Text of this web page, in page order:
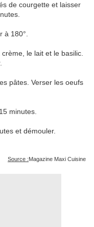
de courgette et laisser
à 180°.
le lait et le basilic.
pâtes. Verser les oeufs
minutes.
et démouler.
Source :Magazine Maxi Cuisine